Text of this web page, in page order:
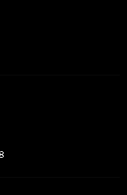
মূল্যবোধ সম্পন্ন বিচারকের